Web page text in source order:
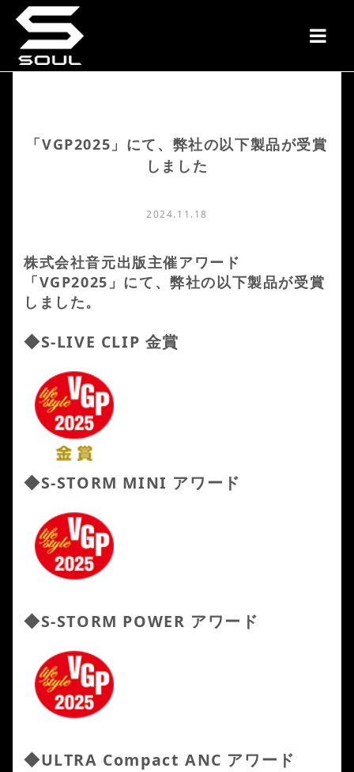
「VGP2025」にて、弊社の以下製品が受賞
しました
2024.11.18
株式会社音元出版主催アワード
「VGP2025」にて、弊社の以下製品が受賞
しました。
◆S-LIVE CLIP 金賞
◆S-STORM MINI アワード
◆S-STORM POWER アワード
◆ULTRA Compact ANC アワード